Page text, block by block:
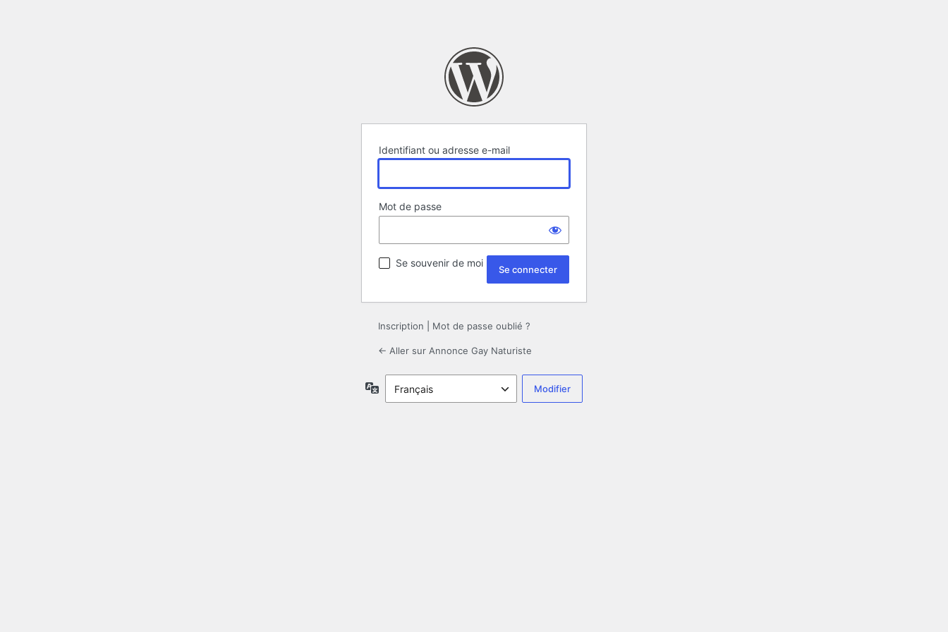
Identifiant ou adresse e-mail
Mot de passe
Se souvenir de moi
Inscription Mot de passe oublié ?
← Aller sur Annonce Gay Naturiste
Langue